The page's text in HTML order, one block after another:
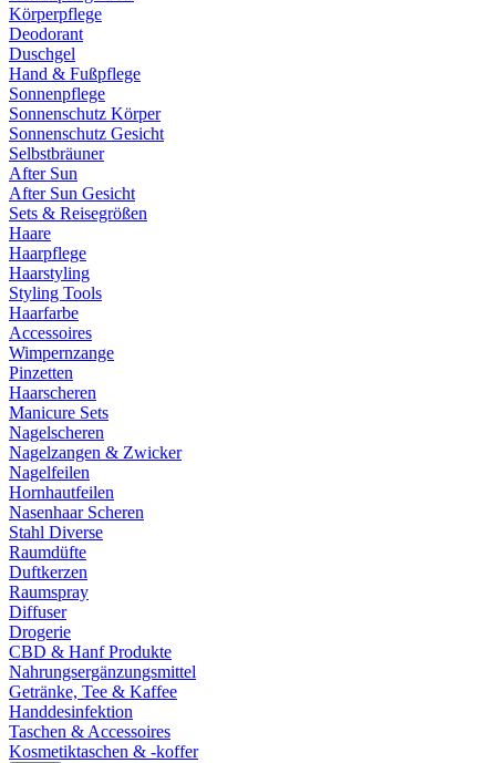
Körperpflege
Deodorant
Duschgel
Hand & Fußpflege
Sonnenpflege
Sonnenschutz Körper
Sonnenschutz Gesicht
Selbstbräuner
After Sun
After Sun Gesicht
Sets & Reisegrößen
Haare
Haarpflege
Haarstyling
Styling Tools
Haarfarbe
Accessoires
Wimpernzange
Pinzetten
Haarscheren
Manicure Sets
Nagelscheren
Nagelzangen & Zwicker
Nagelfeilen
Hornhautfeilen
Nasenhaar Scheren
Stahl Diverse
Raumdüfte
Duftkerzen
Raumspray
Diffuser
Drogerie
CBD & Hanf Produkte
Nahrungsergänzungsmittel
Getränke, Tee & Kaffee
Handdesinfektion
Taschen & Accessoires
Kosmetiktaschen & -koffer